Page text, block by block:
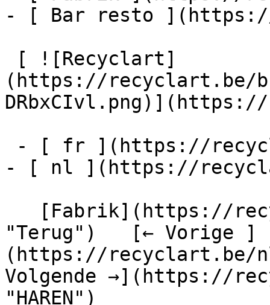
- [ Bar resto
(https://recyclart.be/
- [ nl ](https://
"Terug")   [← Vorige ]
(https://recyclart.be/
Volgende →](https://
"HAREN")